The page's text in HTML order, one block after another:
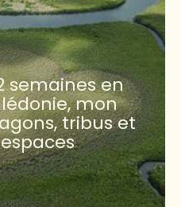
semaines en
mon
tribus et